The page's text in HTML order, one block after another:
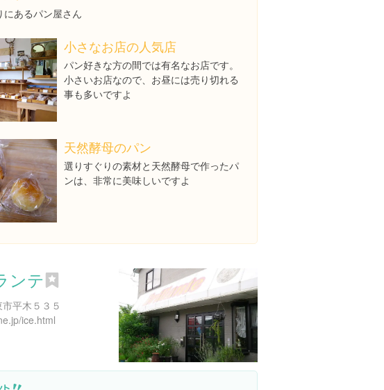
にあるパン屋さん
小さなお店の人気店
パン好きな方の間では有名なお店です。
小さいお店なので、お昼には売り切れる
事も多いですよ
天然酵母のパン
選りすぐりの素材と天然酵母で作ったパ
ンは、非常に美味しいですよ
ンテ
平木５３５
ice.html